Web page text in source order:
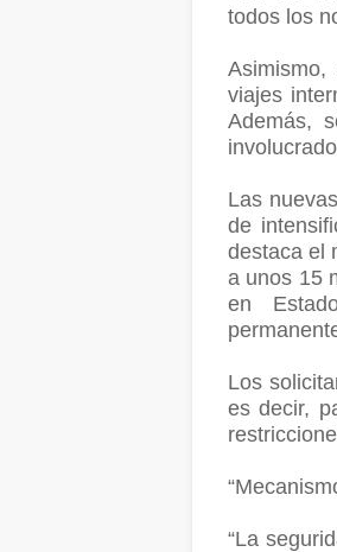
todos los
viajes
Además,
Las
de
destaca el
a unos 15
en
Los
es decir,
“La